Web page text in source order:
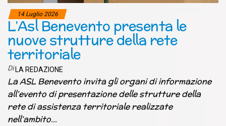
14 Luglio 2026
L’Asl Benevento presenta le
nuove strutture della rete
territoriale
Di LA REDAZIONE
La ASL Benevento invita gli organi di informazione
all’evento di presentazione delle strutture della
rete di assistenza territoriale realizzate
nell’ambito…